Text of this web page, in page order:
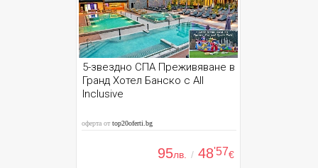
5-звездно СПА Преживяване в
Гранд Хотел Банско с All
Inclusive
оферта отtop20oferti.bg
95лв. / 48'57€